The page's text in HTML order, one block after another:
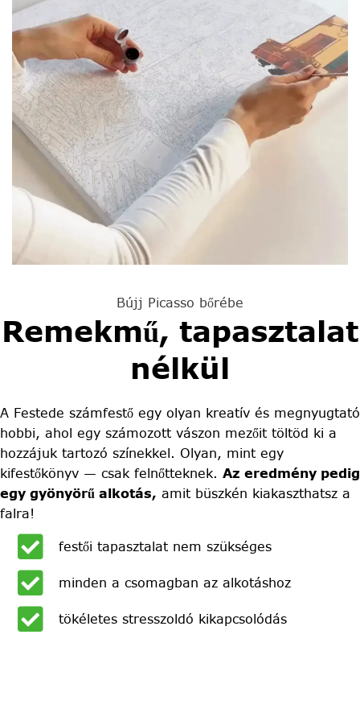
Bújj Picasso bőrébe
Remekmű, tapasztalat
nélkül
A Festede számfestő egy olyan kreatív és megnyugtató
hobbi, ahol egy számozott vászon mezőit töltöd ki a
hozzájuk tartozó színekkel. Olyan, mint egy
kifestőkönyv — csak felnőtteknek. Az eredmény pedig
egy gyönyörű alkotás, amit büszkén kiakaszthatsz a
falra!
festői tapasztalat nem szükséges
minden a csomagban az alkotáshoz
tökéletes stresszoldó kikapcsolódás